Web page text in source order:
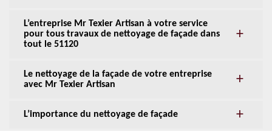
L’entreprise Mr Texier Artisan à votre service
pour tous travaux de nettoyage de façade dans
tout le 51120
Le nettoyage de la façade de votre entreprise
avec Mr Texier Artisan
L’importance du nettoyage de façade